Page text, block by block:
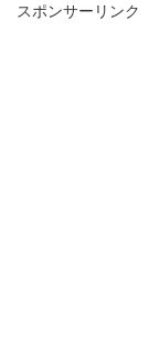
スポンサーリンク